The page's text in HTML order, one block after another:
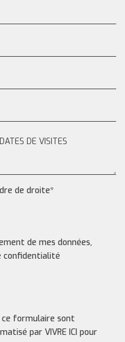
de droite*
de mes données,
confidentialité
formulaire sont
par VIVRE ICI pour